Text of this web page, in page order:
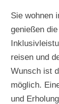
Sie wohnen
genießen
reisen und
Wunsch ist
möglich.
und